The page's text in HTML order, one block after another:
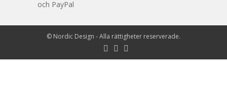
© Nordic Design - Alla rättigheter reserverade.